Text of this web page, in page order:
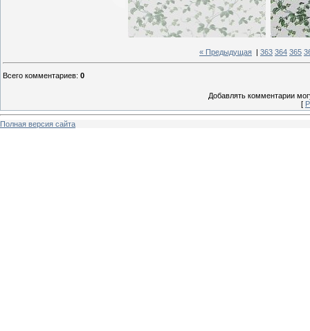
« Предыдущая 363 364 365
Всего комментариев: 0
Добавлять комментарии
[
Полная версия сайта